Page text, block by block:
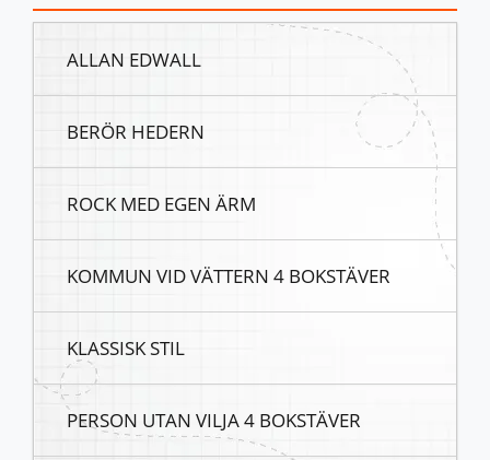
ALLAN EDWALL
BERÖR HEDERN
ROCK MED EGEN ÄRM
KOMMUN VID VÄTTERN 4 BOKSTÄVER
KLASSISK STIL
PERSON UTAN VILJA 4 BOKSTÄVER